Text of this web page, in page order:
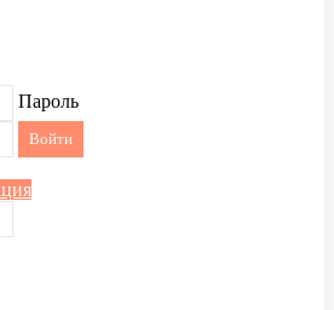
Пароль